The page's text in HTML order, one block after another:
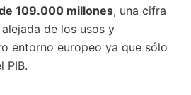
de 109.000 millones, una cifra
de los usos y
entorno europeo ya que sólo
PIB.